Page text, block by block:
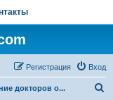
Вход
Регистрация
докторов о...